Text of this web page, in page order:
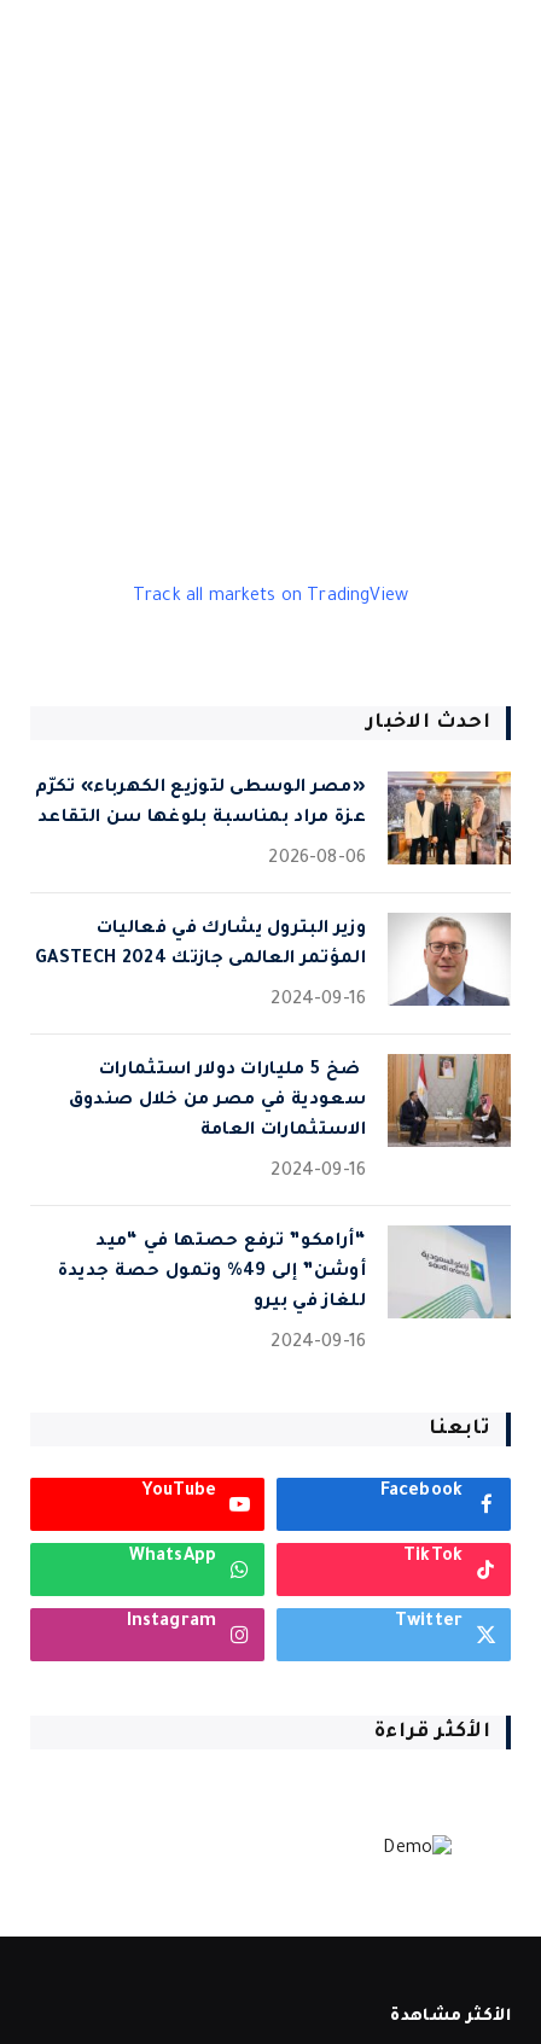
Track all markets on TradingView
احدث الاخبار
«مصر الوسطى لتوزيع الكهرباء» تكرّم
عزة مراد بمناسبة بلوغها سن التقاعد
2026-08-06
وزير البترول يشارك في فعاليات
المؤتمر العالمى جازتك 2024 GASTECH
2024-09-16
⁠ ضخ 5 مليارات دولار استثمارات
سعودية في مصر من خلال صندوق
الاستثمارات العامة
2024-09-16
“أرامكو” ترفع حصتها في “ميد
أوشن” إلى 49% وتمول حصة جديدة
للغاز في بيرو
2024-09-16
تابعنا
Facebook
YouTube
TikTok
WhatsApp
Twitter
Instagram
الأكثر قراءة
الأكثر مشاهدة